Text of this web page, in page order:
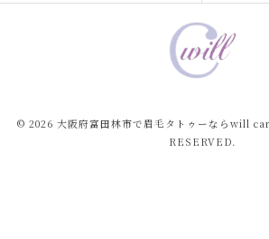
© 2026 大阪府富田林市で眉毛タトゥーならwill
RESERVED.